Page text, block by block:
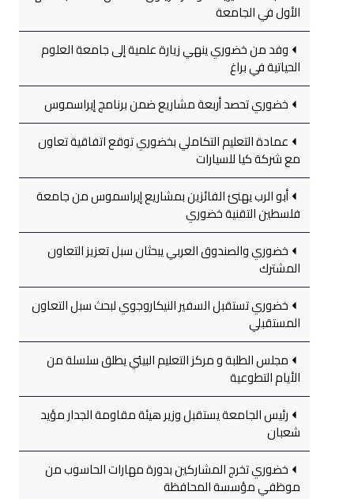
الأول في الجامعة
وفد من خضوري ينهي زيارة علمية إلى جامعة العلوم
الحياتية في براغ
خضوري تحصد أربعة مشاريع ضمن برنامج إيراسموس
عمادة التعليم التكاملي بخضوري توقع اتفاقية تعاون
مع شركة كيا للسيارات
أبو الرب يهنئ الفائزين بمشاريع إيراسموس من جامعة
فلسطين التقنية خضوري
خضوري والصندوق العربي يبحثان سبل تعزيز التعاون
المشترك
خضوري تستقبل السفير النيكاروجوي لبحث سبل التعاون
المستقبلي
مجلس الطلبة و مركز التعليم البيئي يطلق سلسلة من
الأيام التطوعية
رئيس الجامعة يستقبل وزير هيئة مقاومة الجدار مؤيد
شعبان
خضوري تخرج المشاركين بدورة مهارات الحاسوب من
موظفي مؤسسة المحافظة